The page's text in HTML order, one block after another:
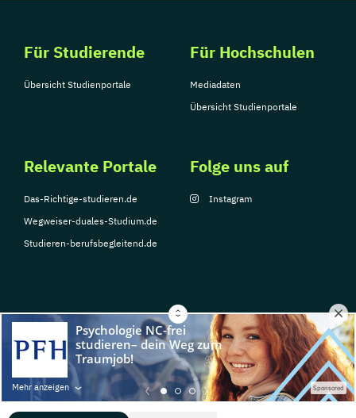
Mehr anzeigen Sponsored
Für Studierende
Übersicht Studienportale
Für Hochschulen
Mediadaten
Übersicht Studienportale
Relevante Portale
Das-Richtige-studieren.de
Wegweiser-duales-Studium.de
Studieren-berufsbegleitend.de
Folge uns auf
Instagram
© Copyright 2026, TarGroup Media GmbH
Datenschutzerklärung Nutzungsbedingungen